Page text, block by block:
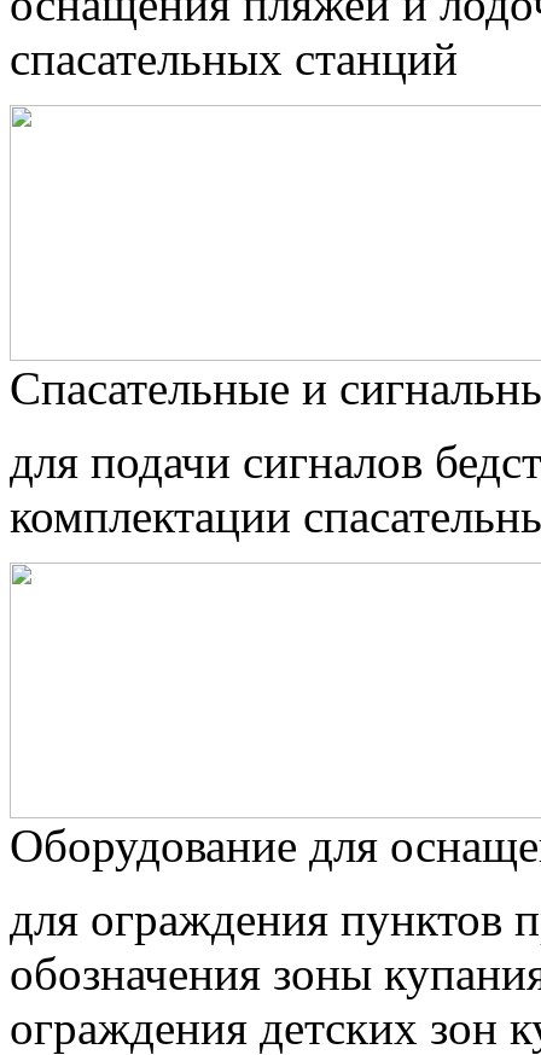
спасательных станций
Спасательные и
для подачи сигналов
комплектации
Оборудование для
для ограждения пунктов
обозначения зоны
ограждения детских зон